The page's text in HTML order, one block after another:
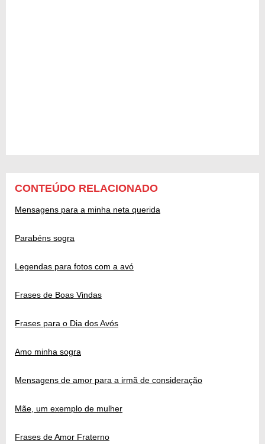
CONTEÚDO RELACIONADO
Mensagens para a minha neta querida
Parabéns sogra
Legendas para fotos com a avó
Frases de Boas Vindas
Frases para o Dia dos Avós
Amo minha sogra
Mensagens de amor para a irmã de consideração
Mãe, um exemplo de mulher
Frases de Amor Fraterno